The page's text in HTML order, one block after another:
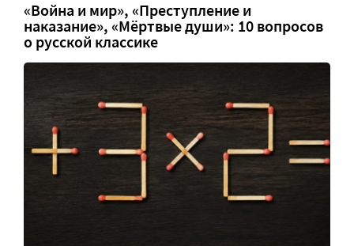
«Война и мир», «Преступление и
наказание», «Мёртвые души»: 10 вопросов
о русской классике